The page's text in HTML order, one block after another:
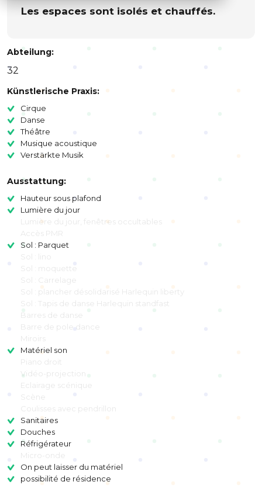
Les espaces sont isolés et chauffés.
Abteilung:
32
Künstlerische Praxis:
Cirque
Danse
Théâtre
Musique acoustique
Verstärkte Musik
Ausstattung:
Hauteur sous plafond
Lumière du jour
Lumière du jour, fenêtres occultables
Accès PMR
Sol : Parquet
Sol : lino
Sol : moquette
Sol : Carrelage
Sol : plancher désolidarisé Harlequin liberty
Sol : Tapis de danse Harlequin standfast
Barres de danse
Barre de pole dance
Miroirs
Matériel son
Piano droit
Vidéo-projection
Eclairage scénique
Scène
Coulisses avec pendrillon
Sanitaires
Douches
Réfrigérateur
Micro-onde
On peut laisser du matériel
possibilité de résidence